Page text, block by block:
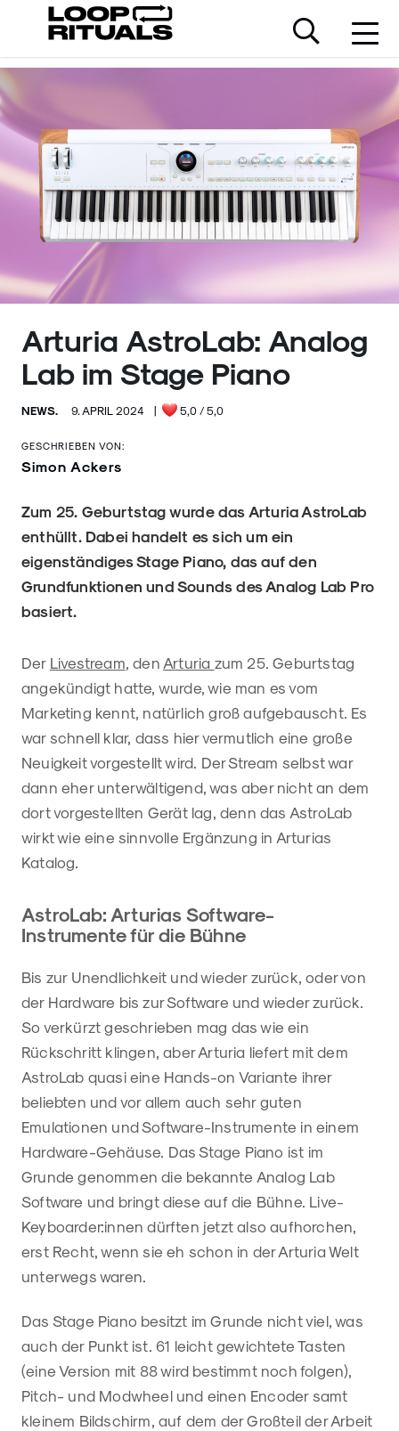
Arturia AstroLab: Analog
Lab im Stage Piano
NEWS. 9. APRIL 2024 | 5,0 / 5,0
GESCHRIEBEN VON:
Simon Ackers
Zum 25. Geburtstag wurde das Arturia AstroLab
enthüllt. Dabei handelt es sich um ein
eigenständiges Stage Piano, das auf den
Grundfunktionen und Sounds des Analog Lab Pro
basiert.
Der Livestream, den Arturia zum 25. Geburtstag
angekündigt hatte, wurde, wie man es vom
Marketing kennt, natürlich groß aufgebauscht. Es
war schnell klar, dass hier vermutlich eine große
Neuigkeit vorgestellt wird. Der Stream selbst war
dann eher unterwältigend, was aber nicht an dem
dort vorgestellten Gerät lag, denn das AstroLab
wirkt wie eine sinnvolle Ergänzung in Arturias
Katalog.
AstroLab: Arturias Software-
Instrumente für die Bühne
Bis zur Unendlichkeit und wieder zurück, oder von
der Hardware bis zur Software und wieder zurück.
So verkürzt geschrieben mag das wie ein
Rückschritt klingen, aber Arturia liefert mit dem
AstroLab quasi eine Hands-on Variante ihrer
beliebten und vor allem auch sehr guten
Emulationen und Software-Instrumente in einem
Hardware-Gehäuse. Das Stage Piano ist im
Grunde genommen die bekannte Analog Lab
Software und bringt diese auf die Bühne. Live-
Keyboarder:innen dürften jetzt also aufhorchen,
erst Recht, wenn sie eh schon in der Arturia Welt
unterwegs waren.
Das Stage Piano besitzt im Grunde nicht viel, was
auch der Punkt ist. 61 leicht gewichtete Tasten
(eine Version mit 88 wird bestimmt noch folgen),
Pitch- und Modwheel und einen Encoder samt
kleinem Bildschirm, auf dem der Großteil der Arbeit